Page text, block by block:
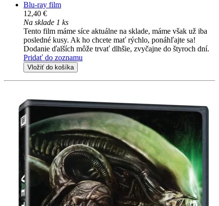
Blu-ray film
12,40 €
Na sklade 1 ks
Tento film máme síce aktuálne na sklade, máme však už iba
posledné kusy. Ak ho chcete mať rýchlo, ponáhľajte sa!
Dodanie ďalších môže trvať dlhšie, zvyčajne do štyroch dní.
Pridať do zoznamu
Vložiť do košíka